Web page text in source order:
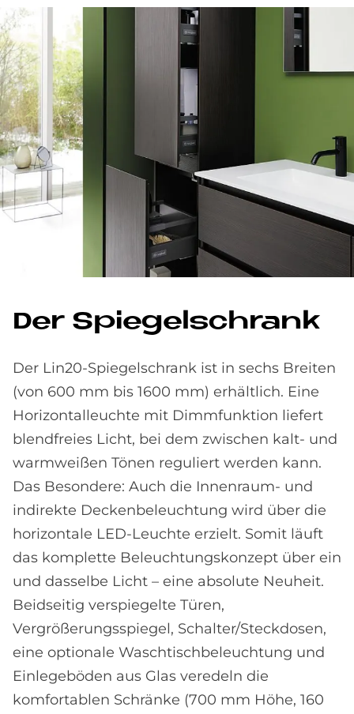
Der Spie­gel­schrank
Der Lin20-Spiegelschrank ist in sechs Breiten
(von 600 mm bis 1600 mm) erhältlich. Eine
Horizontalleuchte mit Dimmfunktion liefert
blendfreies Licht, bei dem zwischen kalt- und
warmweißen Tönen reguliert werden kann.
Das Besondere: Auch die Innenraum- und
indirekte Deckenbeleuchtung wird über die
horizontale LED-Leuchte erzielt. Somit läuft
das komplette Beleuchtungskonzept über ein
und dasselbe Licht – eine absolute Neuheit.
Beidseitig verspiegelte Türen,
Vergrößerungsspiegel, Schalter/Steckdosen,
eine optionale Waschtischbeleuchtung und
Einlegeböden aus Glas veredeln die
komfortablen Schränke (700 mm Höhe, 160